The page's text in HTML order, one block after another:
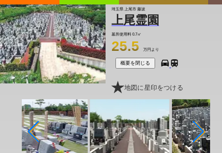
埼玉県 上尾市 藤波
上尾霊園
墓所使用料 0.7㎡
25.5 万円より
概要を閉じる
地図に星印をつける